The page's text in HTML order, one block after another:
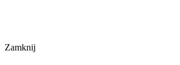
Zamknij